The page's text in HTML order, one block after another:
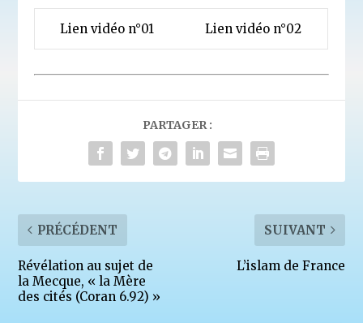
Lien vidéo n°01 Lien vidéo n°02
PARTAGER :
PRÉCÉDENT
Révélation au sujet de
la Mecque, « la Mère
des cités (Coran 6.92) »
SUIVANT
L’islam de France